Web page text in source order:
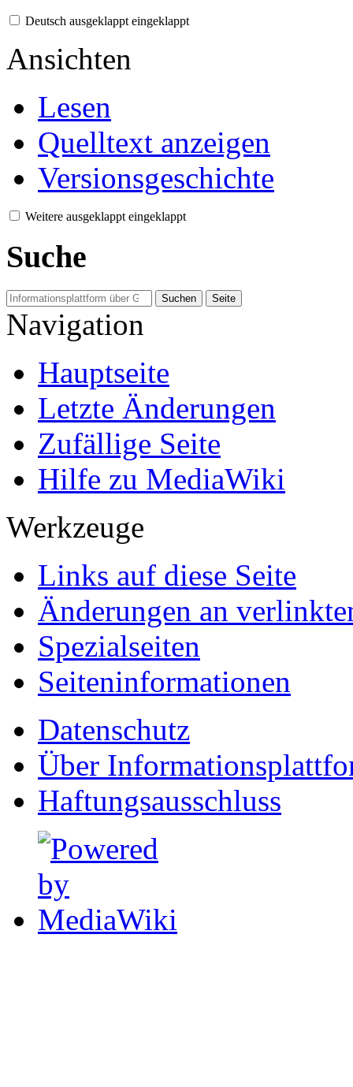
Deutsch ausgeklappt eingeklappt
Ansichten
Lesen
Quelltext anzeigen
Versionsgeschichte
Weitere ausgeklappt eingeklappt
Suche
Navigation
Hauptseite
Letzte Änderungen
Zufällige Seite
Hilfe zu MediaWiki
Werkzeuge
Links auf diese Seite
Änderungen an
Spezialseiten
Seiten­informationen
Datenschutz
Über
Haftungsausschluss